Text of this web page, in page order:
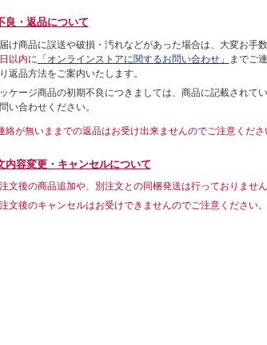
良・返品について
け商品に誤送や破損・汚れなどがあった場合は、大変お手
以内に 「オンラインストアに関するお問い合わせ」 までご
返品方法をご案内いたします。
ケージ商品の初期不良につきましては、商品に記載されて
い合わせください。
絡が無いままでの返品はお受け出来ませんのでご注意くださ
内容変更・キャンセルについて
文後の商品追加や、別注文との同梱発送は行っておりません
文後のキャンセルはお受けできませんのでご注意ください。